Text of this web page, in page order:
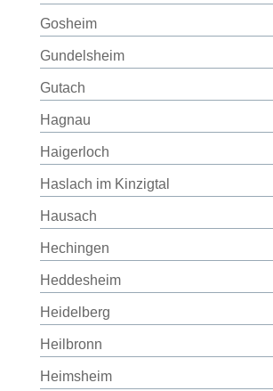
Gosheim
Gundelsheim
Gutach
Hagnau
Haigerloch
Haslach im Kinzigtal
Hausach
Hechingen
Heddesheim
Heidelberg
Heilbronn
Heimsheim